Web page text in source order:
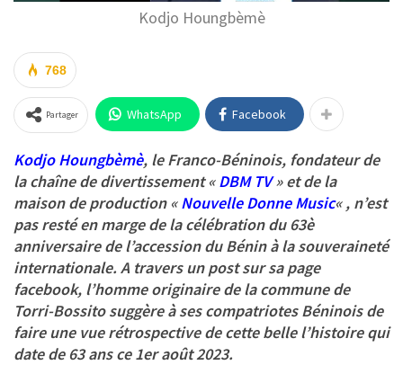
Kodjo Houngbèmè
768
Partager WhatsApp Facebook
Kodjo Houngbèmè, le Franco-Béninois, fondateur de
la chaîne de divertissement «DBM TV» et de la
maison de production «Nouvelle Donne Music« , n’est
pas resté en marge de la célébration du 63è
anniversaire de l’accession du Bénin à la souveraineté
internationale. A travers un post sur sa page
facebook, l’homme originaire de la commune de
Torri-Bossito suggère à ses compatriotes Béninois de
faire une vue rétrospective de cette belle l’histoire qui
date de 63 ans ce 1er août 2023.